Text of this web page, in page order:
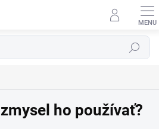
Hľadať
ho používať?